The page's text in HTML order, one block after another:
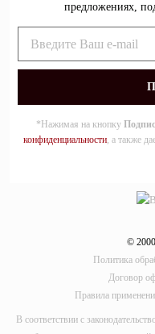
предложениях,
*Нажимая на кнопку
конфиденциальности, а также
©
Политика
Договор
Правила
В соответствии с